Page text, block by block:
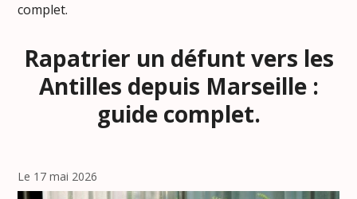
complet.
Rapatrier un défunt vers les
Antilles depuis Marseille :
guide complet.
Le 17 mai 2026